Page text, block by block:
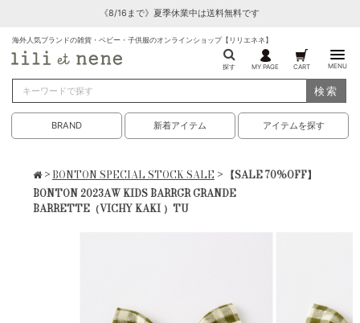
《8/16まで》夏季休業中は送料無料です
海外人気ブランドの雑貨・ベビー・子供服のオンラインショップ【リリエネネ】
探す MY PAGE CART MENU
検索
BRAND 新着アイテム アイテムを探す
> BONTON SPECIAL STOCK SALE > 【SALE 70%OFF】
BONTON 2023AW KIDS BARRGR GRANDE
BARRETTE（VICHY KAKI ）TU